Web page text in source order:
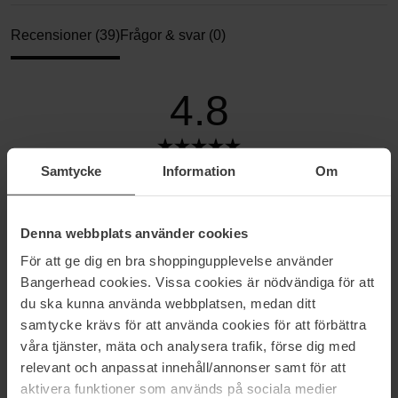
Samtycke Information Om
Denna webbplats använder cookies
För att ge dig en bra shoppingupplevelse använder
Bangerhead cookies. Vissa cookies är nödvändiga för att
du ska kunna använda webbplatsen, medan ditt
samtycke krävs för att använda cookies för att förbättra
våra tjänster, mäta och analysera trafik, förse dig med
relevant och anpassat innehåll/annonser samt för att
aktivera funktioner som används på sociala medier
Recensioner (39) Frågor & svar (0)
4.8
Baserat på 39 recensioner
0%
2024-12-04
En produkt som verkligen fungerar, fransarna blir längre och